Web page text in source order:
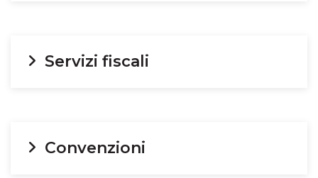
Servizi fiscali
Convenzioni